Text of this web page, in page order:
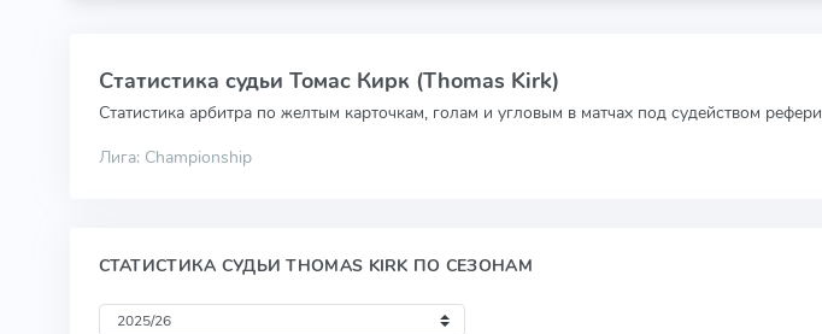
Статистика судьи Томас Кирк (Thomas Kirk)
Статистика арбитра по желтым карточкам, голам и угловым в матчах под судейством рефери
Лига: Championship
СТАТИСТИКА СУДЬИ THOMAS KIRK ПО СЕЗОНАМ